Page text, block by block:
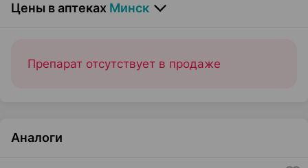
Цены в аптеках Минск
Препарат отсутствует в продаже
Аналоги